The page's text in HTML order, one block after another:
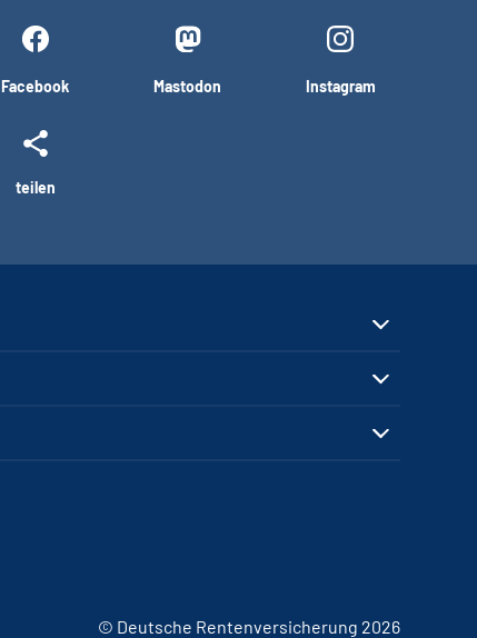
Facebook Mastodon Instagram
teilen
© Deutsche Rentenversicherung 2026